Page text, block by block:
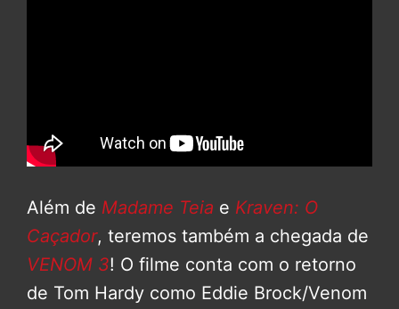
Além de Madame Teia e Kraven: O
Caçador, teremos também a chegada de
VENOM 3! O filme conta com o retorno
de Tom Hardy como Eddie Brock/Venom